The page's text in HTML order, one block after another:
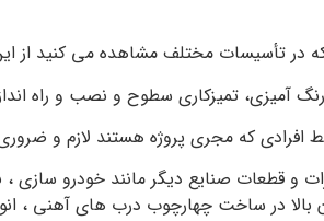
در تأسیسات مختلف مشاهده می کنید از
آمیزی، تمیزکاری سطوح و نصب و راه
افرادی که مجری پروژه هستند لازم و
و قطعات صنایع دیگر مانند خودرو
در ساخت چهارچوب درب های آهنی ،